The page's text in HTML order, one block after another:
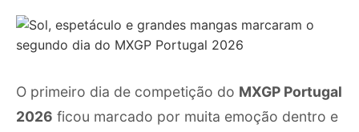
O primeiro dia de competição do MXGP Portugal
2026 ficou marcado por muita emoção dentro e